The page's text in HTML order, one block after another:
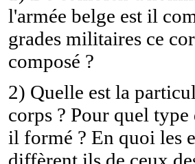
l'armée belge est il
grades militaires ce
composé ?
2) Quelle est la
corps ? Pour quel type
il formé ? En quoi les